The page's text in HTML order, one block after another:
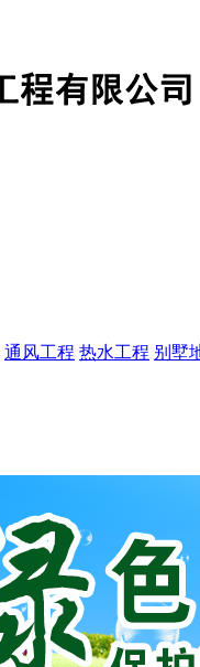
通风工程 热水工程 别墅